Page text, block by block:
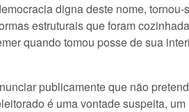
digna deste nome,
estruturais que foram
quando tomou posse de sua
publicamente que não
é uma vontade suspeita,